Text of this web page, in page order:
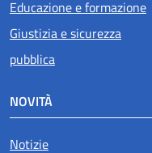
Educazione e formazione
Giustizia e sicurezza
pubblica
NOVITÀ
Notizie